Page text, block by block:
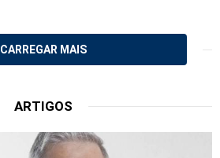
CARREGAR MAIS
ARTIGOS